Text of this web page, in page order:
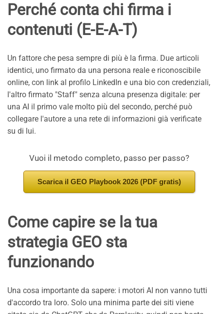
Perché conta chi firma i
contenuti (E-E-A-T)
Un fattore che pesa sempre di più è la firma. Due articoli
identici, uno firmato da una persona reale e riconoscibile
online, con link al profilo LinkedIn e una bio con credenziali,
l'altro firmato "Staff" senza alcuna presenza digitale: per
una AI il primo vale molto più del secondo, perché può
collegare l'autore a una rete di informazioni già verificate
su di lui.
Vuoi il metodo completo, passo per passo?
Scarica il GEO Playbook 2026 (PDF gratis)
Come capire se la tua
strategia GEO sta
funzionando
Una cosa importante da sapere: i motori AI non vanno tutti
d'accordo tra loro. Solo una minima parte dei siti viene